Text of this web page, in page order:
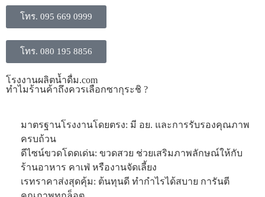
โทร. 095 669 0999
โทร. 080 195 8856
โรงงานผลิตน้ำดื่ม.com
ทำไมร้านค้าถึงควรเลือกซากุระชิ ?
มาตรฐานโรงงานโดยตรง: มี อย. และการรับรองคุณภาพ
ครบถ้วน
ดีไซน์ขวดโดดเด่น: ขวดสวย ช่วยเสริมภาพลักษณ์ให้กับ
ร้านอาหาร คาเฟ่ หรืองานจัดเลี้ยง
​เรทราคาส่งสุดคุ้ม: ต้นทุนดี ทำกำไรได้สบาย การันตี